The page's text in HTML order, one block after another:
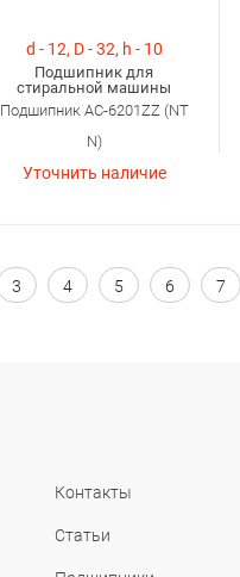
d - 12, D - 32, h - 10
Подшипник для
стиральной машины
Подшипник AC-6201ZZ (NT
N)
Уточнить наличие
3 4 5 6 7
Контакты
Статьи